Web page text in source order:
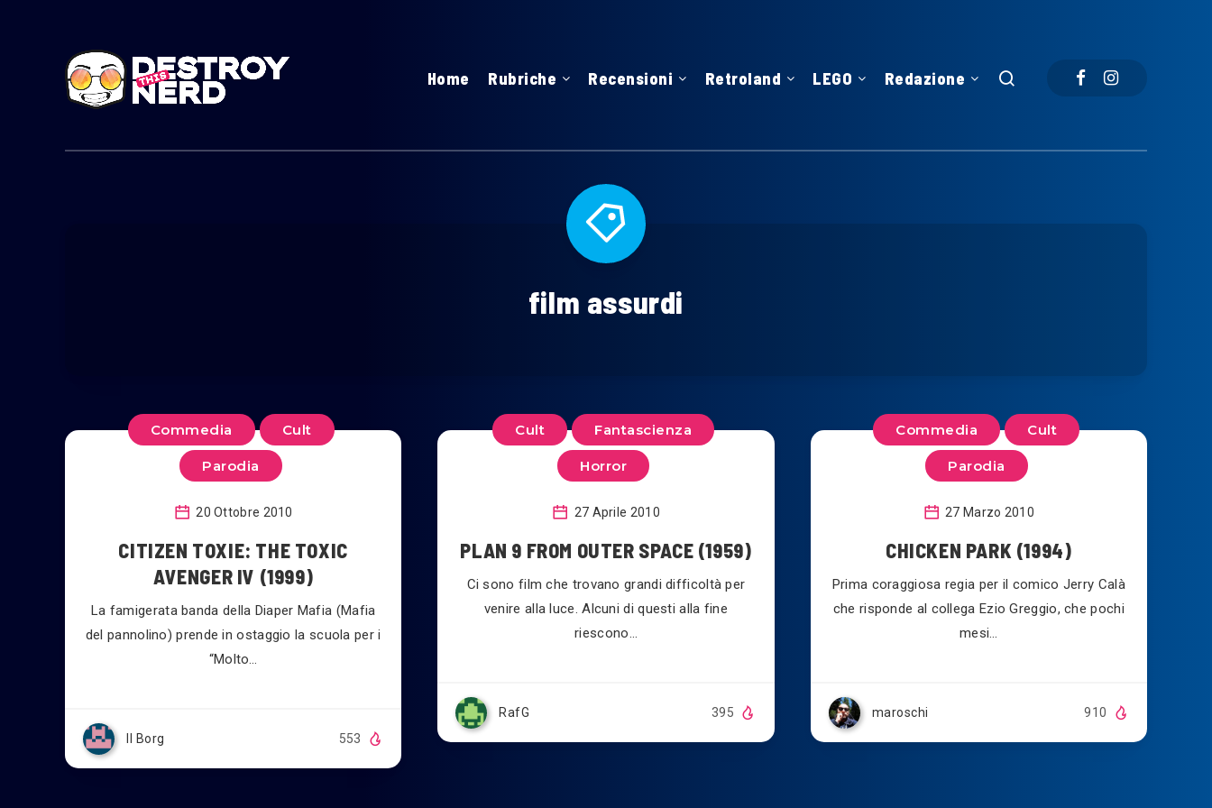
Home Rubriche Recensioni Retroland LEGO Redazione
film assurdi
Commedia Cult
Parodia
20 Ottobre 2010
CITIZEN TOXIE: THE TOXIC
AVENGER IV (1999)
La famigerata banda della Diaper Mafia (Mafia
del pannolino) prende in ostaggio la scuola per i
“Molto…
Il Borg 553
Cult Fantascienza
Horror
27 Aprile 2010
PLAN 9 FROM OUTER SPACE (1959)
Ci sono film che trovano grandi difficoltà per
venire alla luce. Alcuni di questi alla fine
riescono…
RafG 395
Commedia Cult
Parodia
27 Marzo 2010
CHICKEN PARK (1994)
Prima coraggiosa regia per il comico Jerry Calà
che risponde al collega Ezio Greggio, che pochi
mesi…
maroschi 910